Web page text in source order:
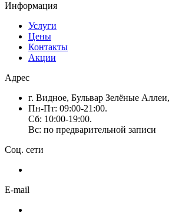
Информация
Услуги
Цены
Контакты
Акции
Адрес
г. Видное, Бульвар Зелёные Аллеи,
Пн-Пт: 09:00-21:00.
Сб: 10:00-19:00.
Вс: по предварительной записи
Соц. сети
E-mail